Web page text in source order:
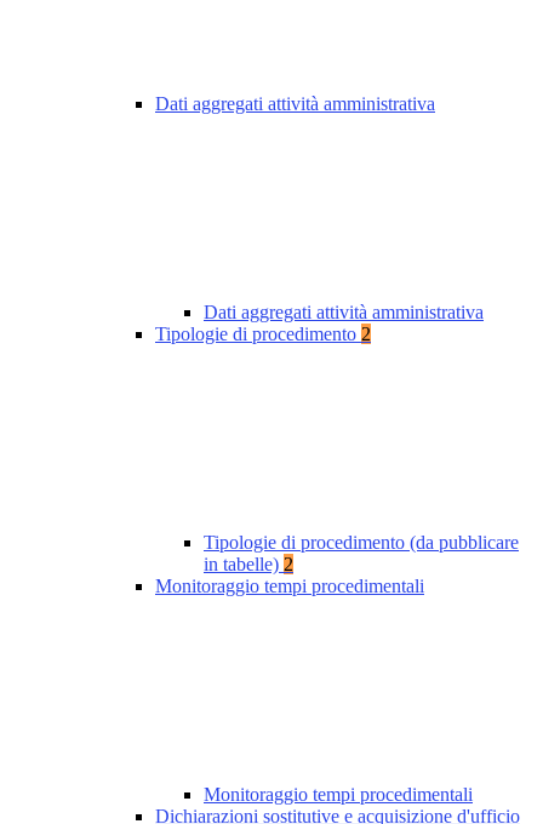
Dati aggregati attività amministrativa
Dati aggregati attività amministrativa
Tipologie di procedimento 2
Tipologie di procedimento (da pubblicare
in tabelle) 2
Monitoraggio tempi procedimentali
Monitoraggio tempi procedimentali
Dichiarazioni sostitutive e acquisizione d'ufficio